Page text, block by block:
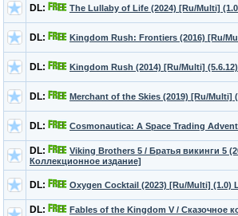
DL: The Lullaby of Life (2024) [Ru/Multi]
DL: Kingdom Rush: Frontiers (2016) [Ru/
DL: Kingdom Rush (2014) [Ru/Multi]
DL: Merchant of the Skies (2019) [Ru/Multi]
DL: Cosmonautica: A Space Trading
DL:
Viking Brothers 5 / Братья викинги 5
Коллекционное издание]
DL: Oxygen Cocktail (2023) [Ru/Multi] (1.0)
DL:
Fables of the Kingdom V / Сказочное